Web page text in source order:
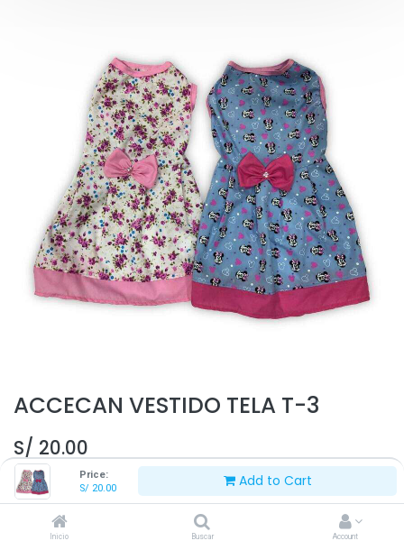
Price:
S/ 20.00 Add to Cart
Inicio Buscar Account
ACCECAN VESTIDO TELA T-3
S/ 20.00